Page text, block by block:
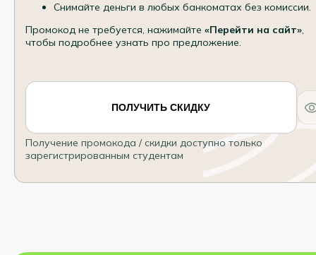
Снимайте деньги в любых банкоматах без комиссии.
Промокод не требуется, нажимайте «Перейти на сайт»,
чтобы подробнее узнать про предложение.
ПОЛУЧИТЬ СКИДКУ
Получение промокода / скидки доступно только
зарегистрированным студентам